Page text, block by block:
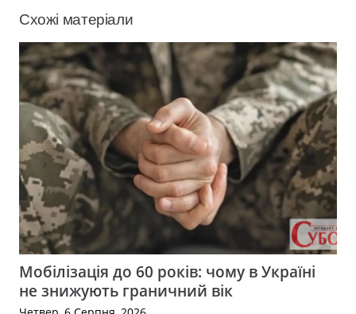
Схожі матеріали
Мобілізація до 60 років: чому в Україні
не знижують граничний вік